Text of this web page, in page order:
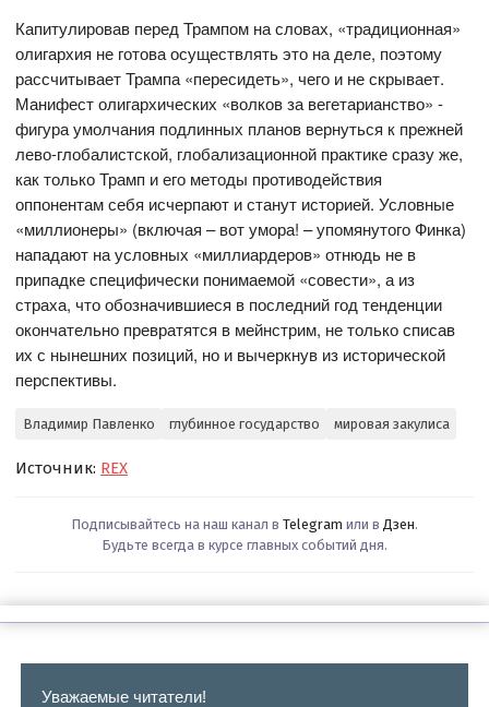
Капитулировав перед Трампом на словах, «традиционная»
олигархия не готова осуществлять это на деле, поэтому
рассчитывает Трампа «пересидеть», чего и не скрывает.
Манифест олигархических «волков за вегетарианство» -
фигура умолчания подлинных планов вернуться к прежней
лево-глобалистской, глобализационной практике сразу же,
как только Трамп и его методы противодействия
оппонентам себя исчерпают и станут историей. Условные
«миллионеры» (включая – вот умора! – упомянутого Финка)
нападают на условных «миллиардеров» отнюдь не в
припадке специфически понимаемой «совести», а из
страха, что обозначившиеся в последний год тенденции
окончательно превратятся в мейнстрим, не только списав
их с нынешних позиций, но и вычеркнув из исторической
перспективы.
Владимир Павленко глубинное государство мировая закулиса
Источник: REX
Подписывайтесь на наш канал в Telegram или в Дзен.
Будьте всегда в курсе главных событий дня.
Уважаемые читатели!